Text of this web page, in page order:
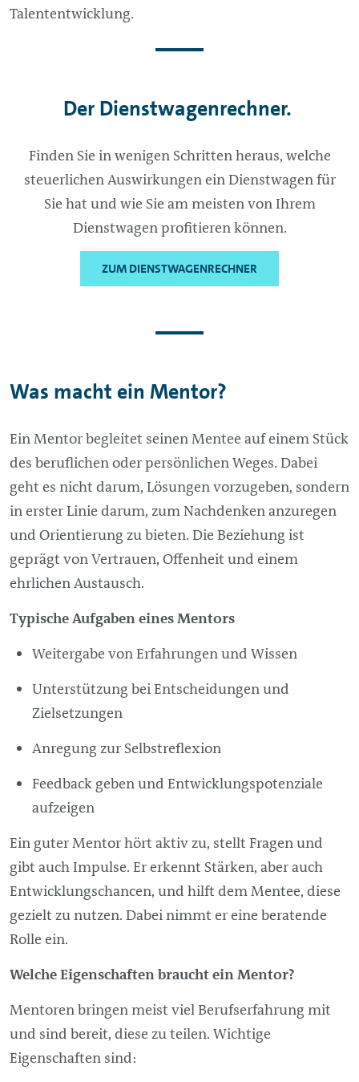
Talententwicklung.
Der Dienstwagenrechner.
Finden Sie in wenigen Schritten heraus, welche
steuerlichen Auswirkungen ein Dienstwagen für
Sie hat und wie Sie am meisten von Ihrem
Dienstwagen profitieren können.
ZUM DIENSTWAGENRECHNER
Was macht ein Mentor?
Ein Mentor begleitet seinen Mentee auf einem Stück
des beruflichen oder persönlichen Weges. Dabei
geht es nicht darum, Lösungen vorzugeben, sondern
in erster Linie darum, zum Nachdenken anzuregen
und Orientierung zu bieten. Die Beziehung ist
geprägt von Vertrauen, Offenheit und einem
ehrlichen Austausch.
Typische Aufgaben eines Mentors
Weitergabe von Erfahrungen und Wissen
Unterstützung bei Entscheidungen und
Zielsetzungen
Anregung zur Selbstreflexion
Feedback geben und Entwicklungspotenziale
aufzeigen
Ein guter Mentor hört aktiv zu, stellt Fragen und
gibt auch Impulse. Er erkennt Stärken, aber auch
Entwicklungschancen, und hilft dem Mentee, diese
gezielt zu nutzen. Dabei nimmt er eine beratende
Rolle ein.
Welche Eigenschaften braucht ein Mentor?
Mentoren bringen meist viel Berufserfahrung mit
und sind bereit, diese zu teilen. Wichtige
Eigenschaften sind: